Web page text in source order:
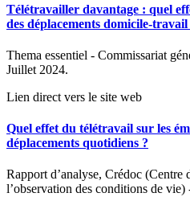
Télétravailler davantage : quel
des déplacements domicile-travail
Thema essentiel - Commissariat
Juillet 2024.
Lien direct vers le site web
Quel effet du télétravail sur les
déplacements quotidiens ?
Rapport d’analyse, Crédoc (Centre
l’observation des conditions de vie)